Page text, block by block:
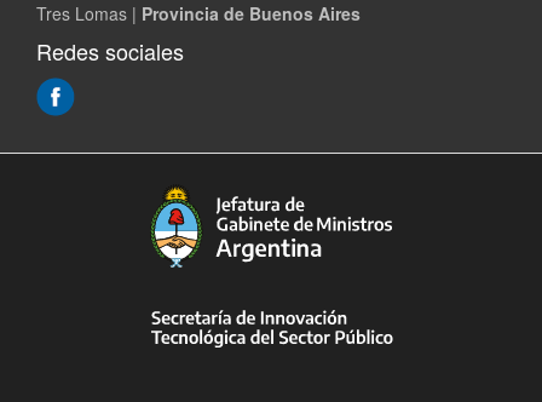
Tres Lomas | Provincia de Buenos Aires
Redes sociales